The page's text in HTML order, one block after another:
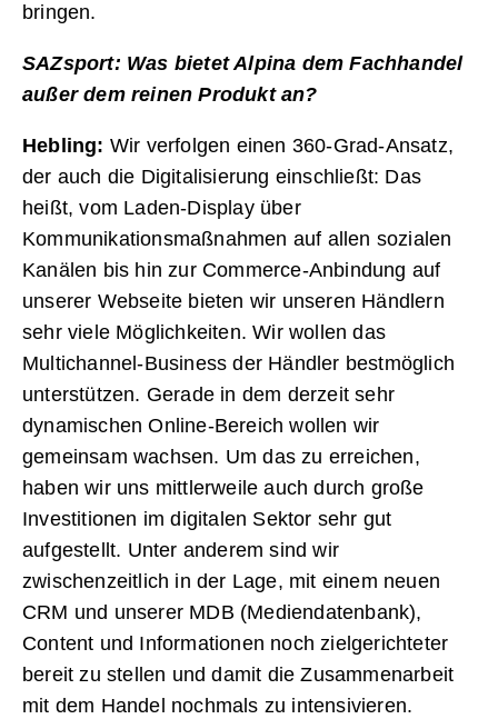
bringen.
SAZsport: Was bietet Alpina dem Fachhandel
außer dem reinen Produkt an?
Hebling: Wir verfolgen einen 360-Grad-Ansatz,
der auch die Digitalisierung einschließt: Das
heißt, vom Laden-Display über
Kommunikationsmaßnahmen auf allen sozialen
Kanälen bis hin zur Commerce-Anbindung auf
unserer Webseite bieten wir unseren Händlern
sehr viele Möglichkeiten. Wir wollen das
Multichannel-Business der Händler bestmöglich
unterstützen. Gerade in dem derzeit sehr
dynamischen Online-Bereich wollen wir
gemeinsam wachsen. Um das zu erreichen,
haben wir uns mittlerweile auch durch große
Investitionen im digitalen Sektor sehr gut
aufgestellt. Unter anderem sind wir
zwischenzeitlich in der Lage, mit einem neuen
CRM und unserer MDB (Mediendatenbank),
Content und Informationen noch zielgerichteter
bereit zu stellen und damit die Zusammenarbeit
mit dem Handel nochmals zu intensivieren.